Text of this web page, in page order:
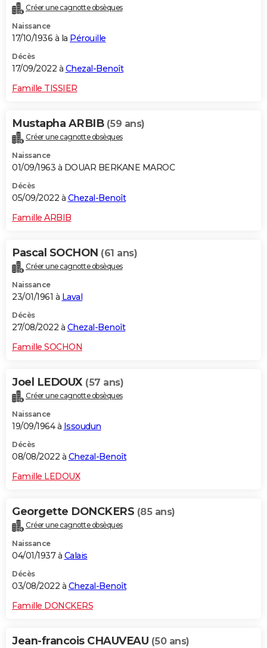
Créer une cagnotte obsèques
Naissance
17/10/1936 à la Pérouille
Décès
17/09/2022 à Chezal-Benoît
Famille TISSIER
Mustapha ARBIB (59 ans)
Créer une cagnotte obsèques
Naissance
01/09/1963 à DOUAR BERKANE MAROC
Décès
05/09/2022 à Chezal-Benoît
Famille ARBIB
Pascal SOCHON (61 ans)
Créer une cagnotte obsèques
Naissance
23/01/1961 à Laval
Décès
27/08/2022 à Chezal-Benoît
Famille SOCHON
Joel LEDOUX (57 ans)
Créer une cagnotte obsèques
Naissance
19/09/1964 à Issoudun
Décès
08/08/2022 à Chezal-Benoît
Famille LEDOUX
Georgette DONCKERS (85 ans)
Créer une cagnotte obsèques
Naissance
04/01/1937 à Calais
Décès
03/08/2022 à Chezal-Benoît
Famille DONCKERS
Jean-francois CHAUVEAU (50 ans)